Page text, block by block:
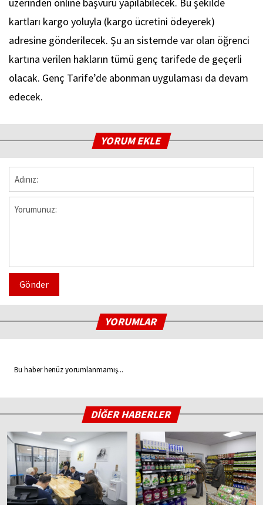
kartları kargo yoluyla (kargo ücretini ödeyerek)
adresine gönderilecek. Şu an sistemde var olan öğrenci
kartına verilen hakların tümü genç tarifede de geçerli
olacak. Genç Tarife’de abonman uygulaması da devam
edecek.
YORUM EKLE
Gönder
YORUMLAR
Bu haber henüz yorumlanmamış...
DİĞER HABERLER